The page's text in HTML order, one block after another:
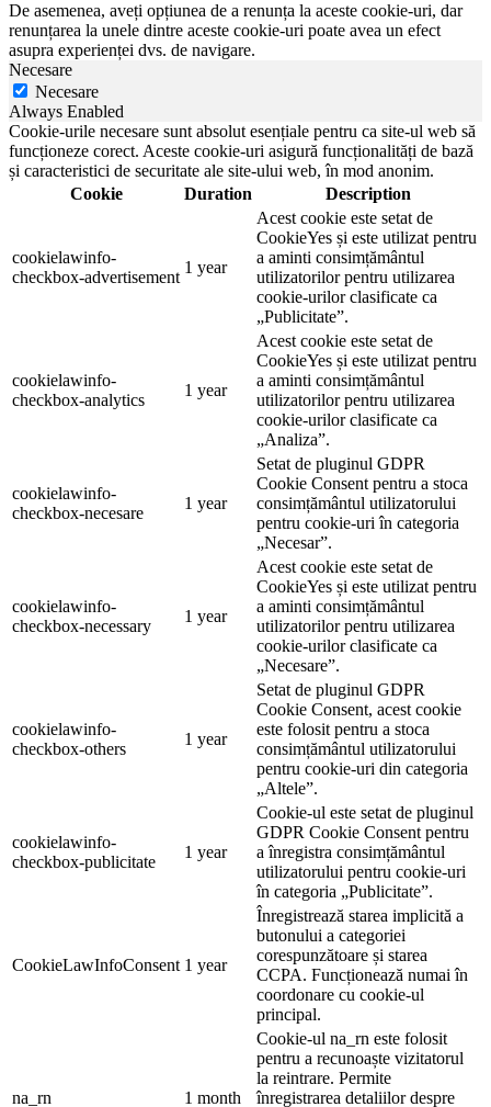
De asemenea, aveți opțiunea de a renunța la aceste cookie-uri, dar
renunțarea la unele dintre aceste cookie-uri poate avea un efect
asupra experienței dvs. de navigare.
Necesare
Necesare
Always Enabled
Cookie-urile necesare sunt absolut esențiale pentru ca site-ul web să
funcționeze corect. Aceste cookie-uri asigură funcționalități de bază
și caracteristici de securitate ale site-ului web, în mod anonim.
Cookie
Duration Description
cookielawinfo-
checkbox-advertisement
1 year
Acest cookie este setat de
CookieYes și este utilizat pentru
a aminti consimțământul
utilizatorilor pentru utilizarea
cookie-urilor clasificate ca
„Publicitate”.
cookielawinfo-
checkbox-analytics
1 year
Acest cookie este setat de
CookieYes și este utilizat pentru
a aminti consimțământul
utilizatorilor pentru utilizarea
cookie-urilor clasificate ca
„Analiza”.
cookielawinfo-
checkbox-necesare
1 year
Setat de pluginul GDPR
Cookie Consent pentru a stoca
consimțământul utilizatorului
pentru cookie-uri în categoria
„Necesar”.
cookielawinfo-
checkbox-necessary
1 year
Acest cookie este setat de
CookieYes și este utilizat pentru
a aminti consimțământul
utilizatorilor pentru utilizarea
cookie-urilor clasificate ca
„Necesare”.
cookielawinfo-
checkbox-others
1 year
Setat de pluginul GDPR
Cookie Consent, acest cookie
este folosit pentru a stoca
consimțământul utilizatorului
pentru cookie-uri din categoria
„Altele”.
cookielawinfo-
checkbox-publicitate
1 year
Cookie-ul este setat de pluginul
GDPR Cookie Consent pentru
a înregistra consimțământul
utilizatorului pentru cookie-uri
în categoria „Publicitate”.
CookieLawInfoConsent 1 year
Înregistrează starea implicită a
butonului a categoriei
corespunzătoare și starea
CCPA. Funcționează numai în
coordonare cu cookie-ul
principal.
na_rn 1 month
Cookie-ul na_rn este folosit
pentru a recunoaște vizitatorul
la reintrare. Permite
înregistrarea detaliilor despre